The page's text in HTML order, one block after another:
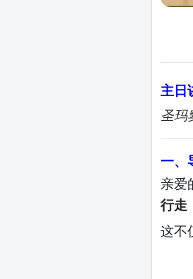
主日
圣玛
一、
亲爱
行走
这不